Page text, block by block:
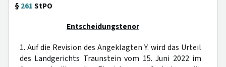
§261StPO
Entscheidungstenor
1. Auf die Revision des Angeklagten Y. wird das Urteil
des Landgerichts Traunstein vom 15. Juni 2022 im